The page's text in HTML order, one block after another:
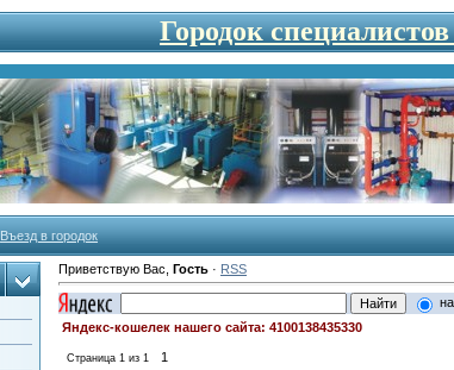
Городок
Въезд в городок
Приветствую Вас Гость· RSS
Яндекс-кошелек нашего сайта: 4100138435330
Страница 1 из 1
1